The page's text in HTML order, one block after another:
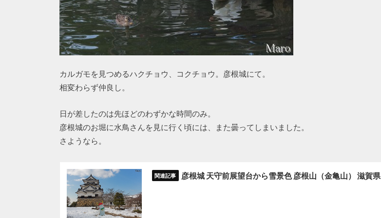
カルガモを見つめるハクチョウ、コクチョウ。彦根城にて。
相変わらず仲良し。
日が差したのは先ほどのわずかな時間のみ。
彦根城のお堀に水鳥さんを見に行く頃には、また曇ってしまいました。
さようなら。
彦根城 天守前展望台から雪景色 彦根山（金亀山） 滋賀県